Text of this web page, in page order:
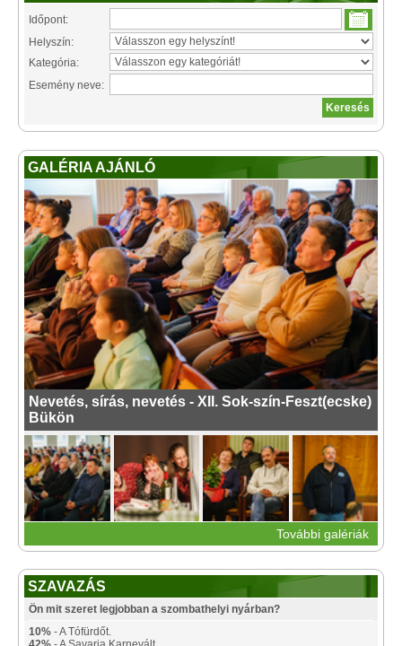
Időpont:
Helyszín:
Kategória:
Esemény neve:
GALÉRIA AJÁNLÓ
Nevetés, sírás, nevetés - XII. Sok-szín-Feszt(ecske)
Bükön
További galériák
SZAVAZÁS
Ön mit szeret legjobban a szombathelyi nyárban?
10% - A Tófürdőt.